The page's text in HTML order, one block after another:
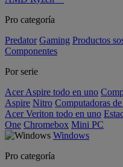
Pro categoría
Predator Gaming Productos
Componentes
Por serie
Acer Aspire todo en uno
Aspire Nitro Computadoras
Acer Veriton todo en uno
One Chromebox Mini PC
Windows
Pro categoría